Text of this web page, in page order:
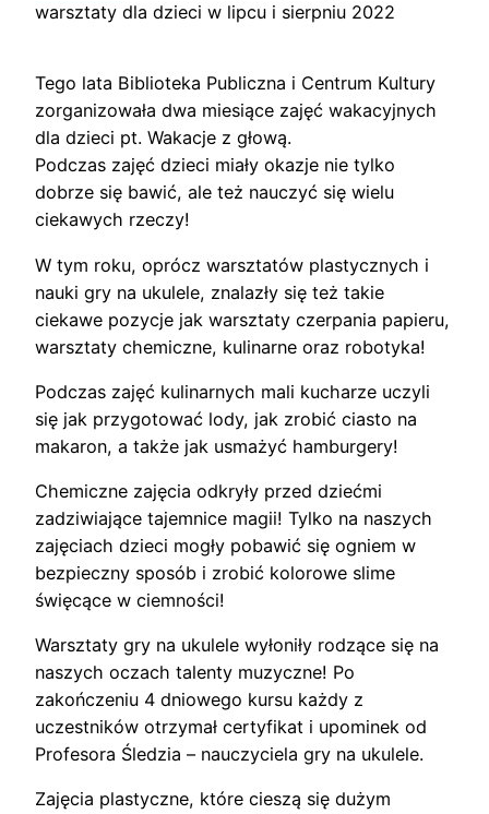
warsztaty dla dzieci w lipcu i sierpniu 2022
Tego lata Biblioteka Publiczna i Centrum Kultury
zorganizowała dwa miesiące zajęć wakacyjnych
dla dzieci pt. Wakacje z głową.
Podczas zajęć dzieci miały okazje nie tylko
dobrze się bawić, ale też nauczyć się wielu
ciekawych rzeczy!
W tym roku, oprócz warsztatów plastycznych i
nauki gry na ukulele, znalazły się też takie
ciekawe pozycje jak warsztaty czerpania papieru,
warsztaty chemiczne, kulinarne oraz robotyka!
Podczas zajęć kulinarnych mali kucharze uczyli
się jak przygotować lody, jak zrobić ciasto na
makaron, a także jak usmażyć hamburgery!
Chemiczne zajęcia odkryły przed dziećmi
zadziwiające tajemnice magii! Tylko na naszych
zajęciach dzieci mogły pobawić się ogniem w
bezpieczny sposób i zrobić kolorowe slime
święcące w ciemności!
Warsztaty gry na ukulele wyłoniły rodzące się na
naszych oczach talenty muzyczne! Po
zakończeniu 4 dniowego kursu każdy z
uczestników otrzymał certyfikat i upominek od
Profesora Śledzia – nauczyciela gry na ukulele.
Zajęcia plastyczne, które cieszą się dużym